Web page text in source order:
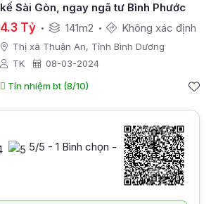
kế Sài Gòn, ngay ngã tư Bình Phước
4.3 Tỷ 141m2 Không xác định
Thị xã Thuận An, Tỉnh Bình Dương
TK
08-03-2024
Tín nhiệm bt (8/10)
5/5 - 1 Bình chọn -